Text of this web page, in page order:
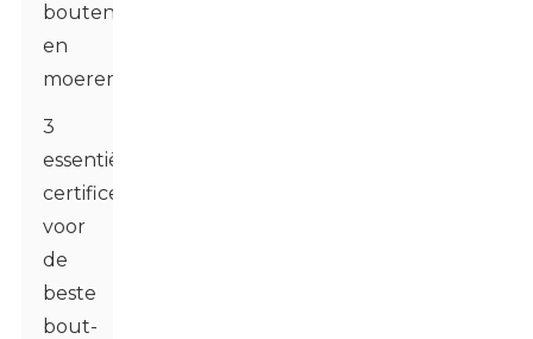
bouten-
en
moerenindustrie
3
essentiële
certificeringsnormen
voor
de
beste
bout-